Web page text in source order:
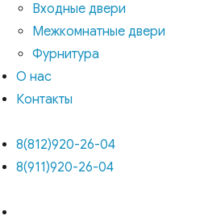
Входные двери
Межкомнатные двери
Фурнитура
О нас
Контакты
8(812)920-26-04
8(911)920-26-04